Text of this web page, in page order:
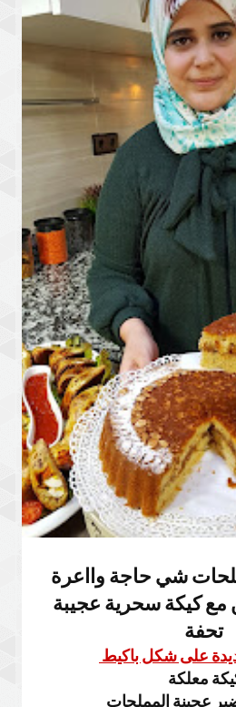
شي حاجة وااعرة
مع كيكة سحرية عجيبة
تحفة
على شكل باكيط
معلكة
عجينة المملحات